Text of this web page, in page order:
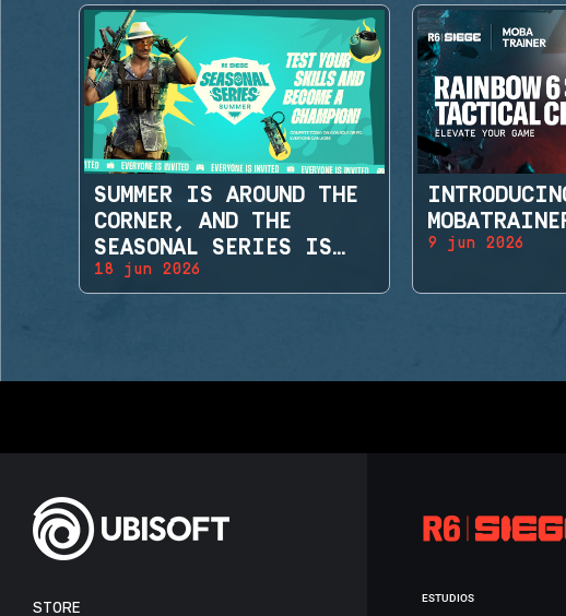
SUMMER IS AROUND THE
CORNER, AND THE
SEASONAL SERIES IS
BACK!
18 jun 2026
9 jun 2026
STORE
ESTUDIOS